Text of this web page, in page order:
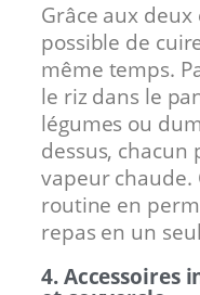
Grâce aux deux
possible de
même temps.
le riz dans le
légumes ou
dessus,
vapeur chaude.
routine en
repas en un
4. Accessoires